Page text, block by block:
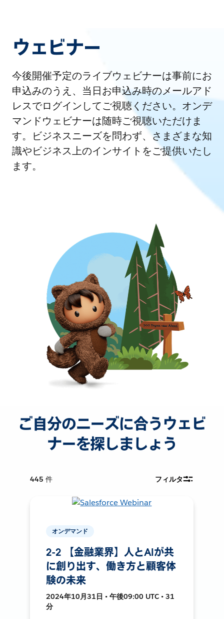
ウェビナー
今後開催予定のライブウェビナーは事前にお
申込みのうえ、当日お申込み時のメールアド
レスでログインしてご視聴ください。オンデ
マンドウェビナーは随時ご視聴いただけま
す。ビジネスニーズを問わず、さまざまな知
識やビジネス上のインサイトをご提供いたし
ます。
ご自分のニーズに合うウェビ
ナーを探しましょう
445 件 フィルタ
オンデマンド
2-2 【金融業界】人とAIが共
に創り出す、働き方と顧客体
験の未来
2024年10月31日 • 午後09:00 UTC • 31
分